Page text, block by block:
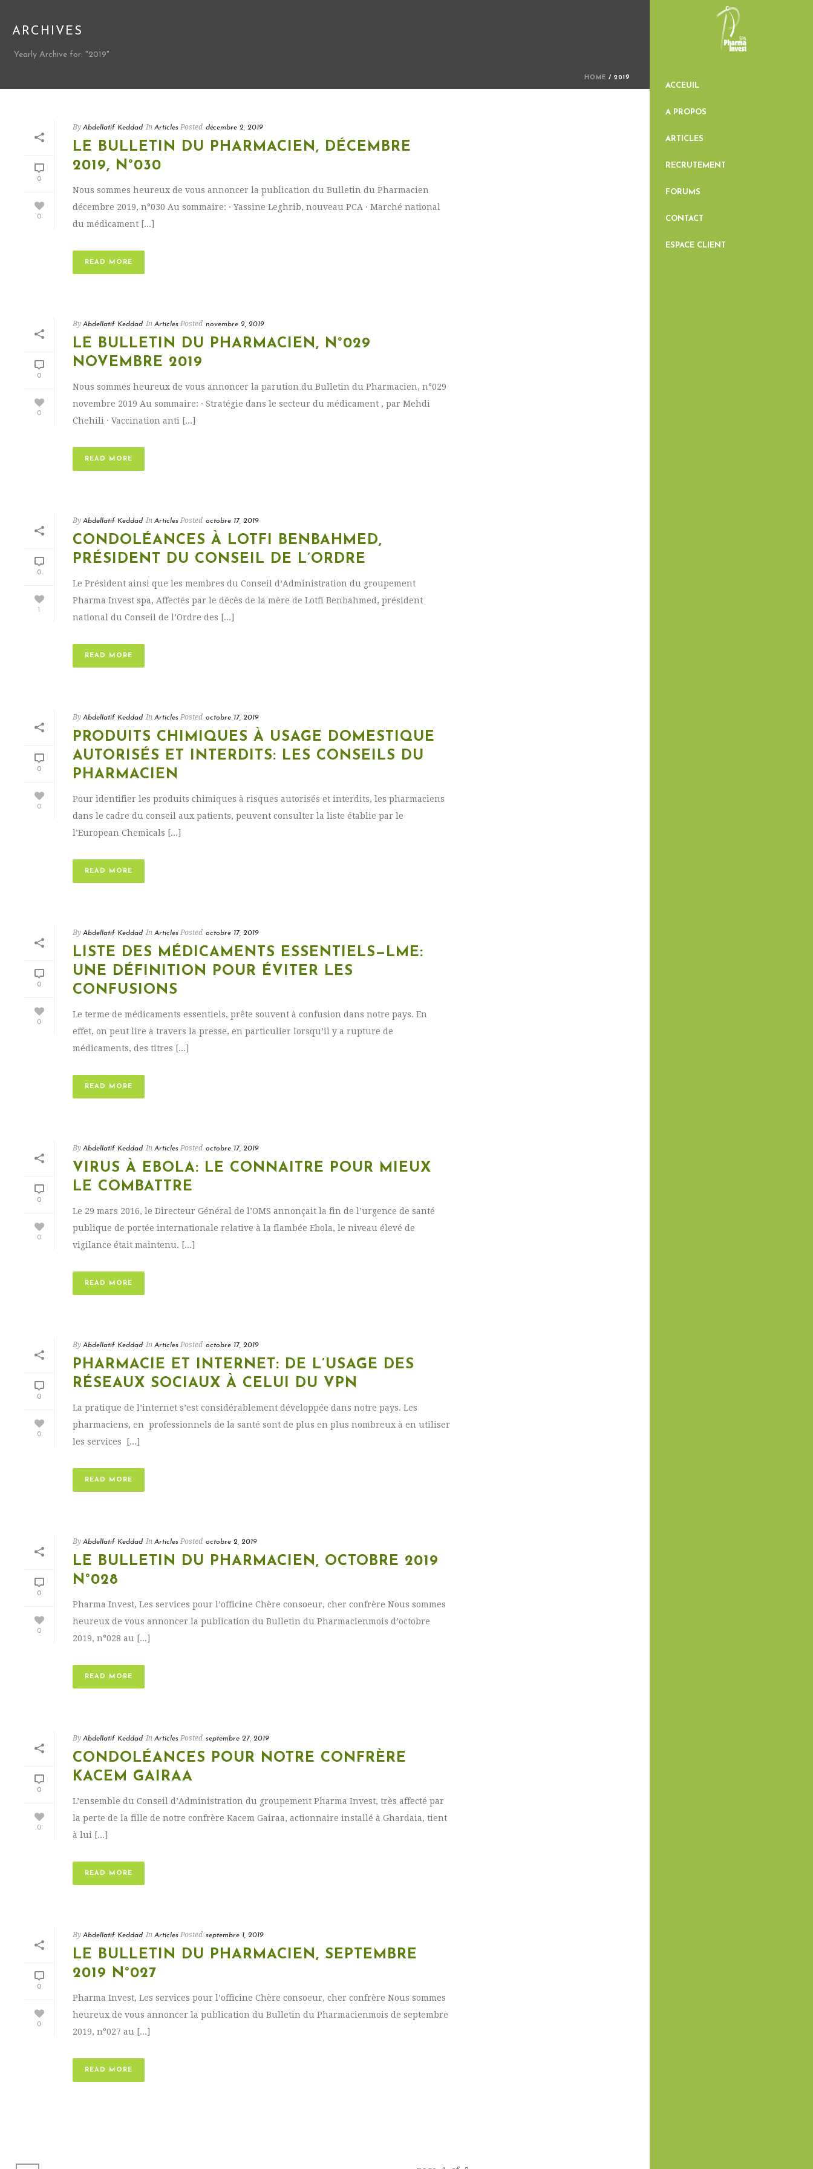
ACCEUIL
A PROPOS
ARTICLES
RECRUTEMENT
FORUMS
CONTACT
ESPACE CLIENT
ARCHIVES
Yearly Archive for: "2019"
HOME / 2019
0
0
By Abdellatif Keddad In Articles Posted décembre 2, 2019
LE BULLETIN DU PHARMACIEN, DÉCEMBRE
2019, N°030
Nous sommes heureux de vous annoncer la publication du Bulletin du Pharmacien
décembre 2019, n°030 Au sommaire: · Yassine Leghrib, nouveau PCA · Marché national
du médicament [...]
READ MORE
0
0
By Abdellatif Keddad In Articles Posted novembre 2, 2019
LE BULLETIN DU PHARMACIEN, N°029
NOVEMBRE 2019
Nous sommes heureux de vous annoncer la parution du Bulletin du Pharmacien, n°029
novembre 2019 Au sommaire: · Stratégie dans le secteur du médicament , par Mehdi
Chehili · Vaccination anti [...]
READ MORE
0
By Abdellatif Keddad In Articles Posted octobre 17, 2019
CONDOLÉANCES À LOTFI BENBAHMED,
PRÉSIDENT DU CONSEIL DE L’ORDRE
Le Président ainsi que les membres du Conseil d’Administration du groupement
Pharma Invest spa, Affectés par le décès de la mère de Lotfi Benbahmed, président
national du Conseil de l’Ordre des [...]
READ MORE
0
0
By Abdellatif Keddad In Articles Posted octobre 17, 2019
PRODUITS CHIMIQUES À USAGE DOMESTIQUE
AUTORISÉS ET INTERDITS: LES CONSEILS DU
PHARMACIEN
Pour identifier les produits chimiques à risques autorisés et interdits, les pharmaciens
dans le cadre du conseil aux patients, peuvent consulter la liste établie par le
l’European Chemicals [...]
READ MORE
0
0
By Abdellatif Keddad In Articles Posted octobre 17, 2019
LISTE DES MÉDICAMENTS ESSENTIELS—LME:
UNE DÉFINITION POUR ÉVITER LES
CONFUSIONS
Le terme de médicaments essentiels, prête souvent à confusion dans notre pays. En
effet, on peut lire à travers la presse, en particulier lorsqu’il y a rupture de
médicaments, des titres [...]
READ MORE
0
0
By Abdellatif Keddad In Articles Posted octobre 17, 2019
VIRUS À EBOLA: LE CONNAITRE POUR MIEUX
LE COMBATTRE
Le 29 mars 2016, le Directeur Général de l’OMS annonçait la fin de l’urgence de santé
publique de portée internationale relative à la flambée Ebola, le niveau élevé de
vigilance était maintenu. [...]
READ MORE
0
0
By Abdellatif Keddad In Articles Posted octobre 17, 2019
PHARMACIE ET INTERNET: DE L’USAGE DES
RÉSEAUX SOCIAUX À CELUI DU VPN
La pratique de l’internet s’est considérablement développée dans notre pays. Les
pharmaciens, en professionnels de la santé sont de plus en plus nombreux à en utiliser
les services [...]
READ MORE
0
0
By Abdellatif Keddad In Articles Posted octobre 2, 2019
LE BULLETIN DU PHARMACIEN, OCTOBRE 2019
N°028
Pharma Invest, Les services pour l’officine Chère consoeur, cher confrère Nous sommes
heureux de vous annoncer la publication du Bulletin du Pharmacienmois d’octobre
2019, n°028 au [...]
READ MORE
0
0
By Abdellatif Keddad In Articles Posted septembre 27, 2019
CONDOLÉANCES POUR NOTRE CONFRÈRE
KACEM GAIRAA
L’ensemble du Conseil d’Administration du groupement Pharma Invest, très affecté par
la perte de la fille de notre confrère Kacem Gairaa, actionnaire installé à Ghardaia, tient
à lui [...]
READ MORE
0
0
By Abdellatif Keddad In Articles Posted septembre 1, 2019
LE BULLETIN DU PHARMACIEN, SEPTEMBRE
2019 N°027
Pharma Invest, Les services pour l’officine Chère consoeur, cher confrère Nous sommes
heureux de vous annoncer la publication du Bulletin du Pharmacienmois de septembre
2019, n°027 au [...]
READ MORE